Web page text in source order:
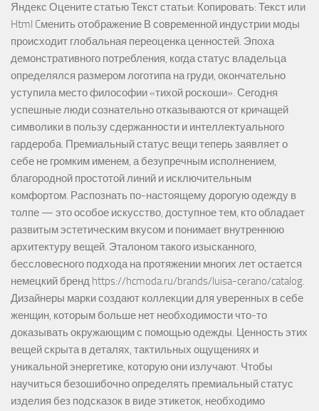
Яндекс Оцените статью Текст статьи: Копировать: Текст или
Html Cменить отображение В современной индустрии моды
происходит глобальная переоценка ценностей. Эпоха
демонстративного потребления, когда статус владельца
определялся размером логотипа на груди, окончательно
уступила место философии «тихой роскоши». Сегодня
успешные люди сознательно отказываются от кричащей
символики в пользу сдержанности и интеллектуального
гардероба. Премиальный статус вещи теперь заявляет о
себе не громким именем, а безупречным исполнением,
благородной простотой линий и исключительным
комфортом. Распознать по-настоящему дорогую одежду в
толпе — это особое искусство, доступное тем, кто обладает
развитым эстетическим вкусом и понимает внутреннюю
архитектуру вещей. Эталоном такого изысканного,
бессловесного подхода на протяжении многих лет остается
немецкий бренд https://hcmoda.ru/brands/luisa-cerano/catalog.
Дизайнеры марки создают коллекции для уверенных в себе
женщин, которым больше нет необходимости что-то
доказывать окружающим с помощью одежды. Ценность этих
вещей скрыта в деталях, тактильных ощущениях и
уникальной энергетике, которую они излучают. Чтобы
научиться безошибочно определять премиальный статус
изделия без подсказок в виде этикеток, необходимо